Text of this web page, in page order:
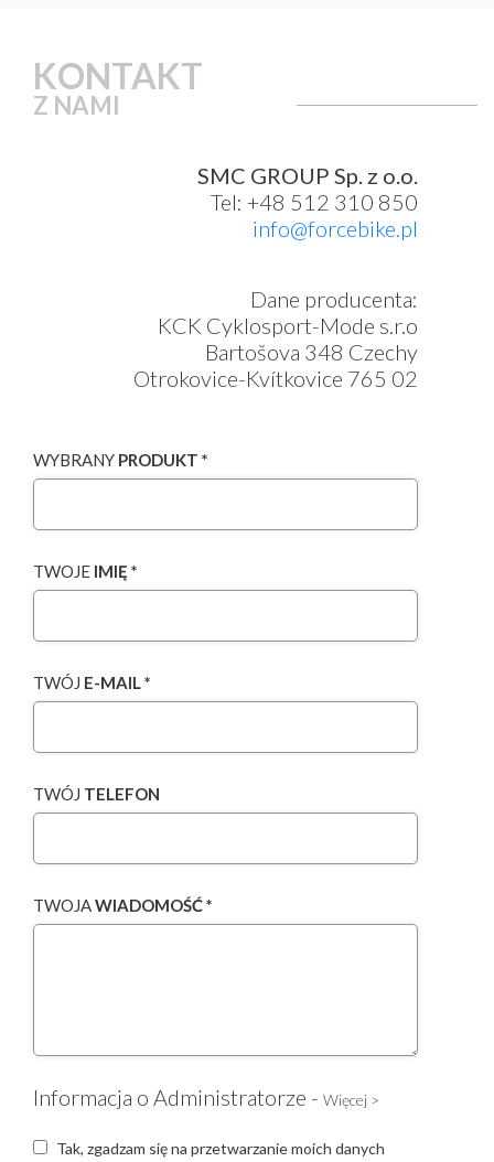
KONTAKT
Z NAMI
SMC GROUP Sp. z o.o.
Tel: +48 512 310 850
info@forcebike.pl
Dane producenta:
KCK Cyklosport-Mode s.r.o
Bartošova 348 Czechy
Otrokovice-Kvítkovice 765 02
WYBRANY PRODUKT *
TWOJE IMIĘ *
TWÓJ E-MAIL *
TWÓJ TELEFON
TWOJAWIADOMOŚĆ *
Informacja o Administratorze - Więcej >
Tak, zgadzam się na przetwarzanie moich danych